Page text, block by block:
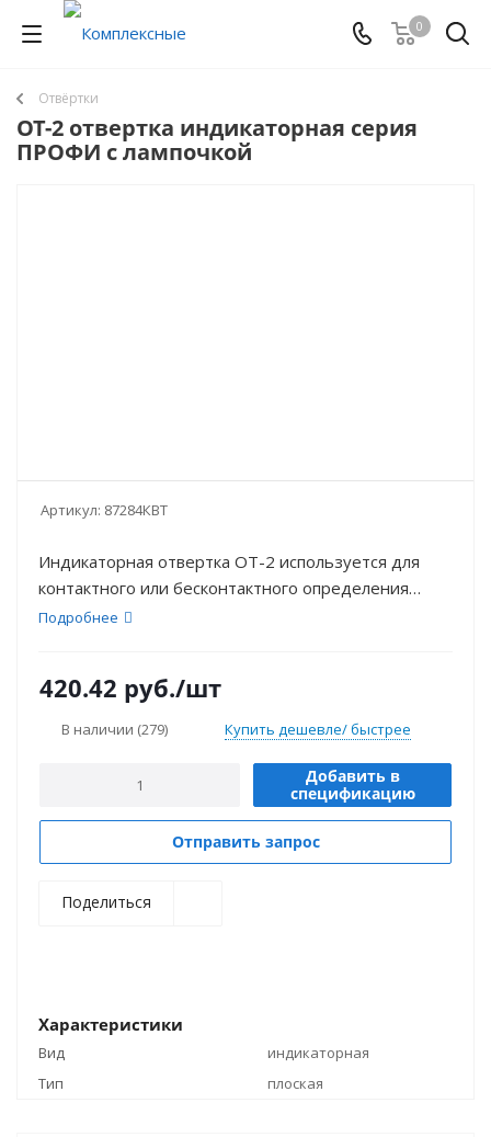
0
Отвёртки
ОТ-2 отвертка индикаторная серия
ПРОФИ с лампочкой
Артикул: 87284КВТ
Индикаторная отвертка ОТ-2 используется для
контактного или бесконтактного определения
наличия переменного напряжения в диапазоне от
Подробнее
420.42 руб./шт
В наличии (279) Купить дешевле/ быстрее
Добавить в
спецификацию
Отправить запрос
Поделиться
Характеристики
Вид
индикаторная
Тип
плоская